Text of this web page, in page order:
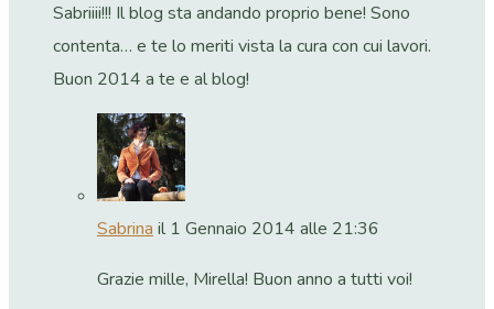
Sabriiii!!! Il blog sta andando proprio bene! Sono
contenta… e te lo meriti vista la cura con cui lavori.
Buon 2014 a te e al blog!
Sabrinail 1 Gennaio 2014 alle 21:36
Grazie mille, Mirella! Buon anno a tutti voi!